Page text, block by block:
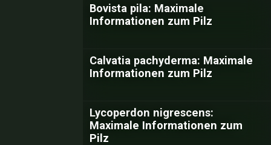
Bovista pila: Maximale
Informationen zum Pilz
Calvatia pachyderma: Maximale
Informationen zum Pilz
Lycoperdon nigrescens:
Maximale Informationen zum
Pilz